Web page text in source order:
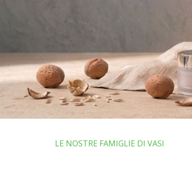
LE NOSTRE FAMIGLIE DI VASI